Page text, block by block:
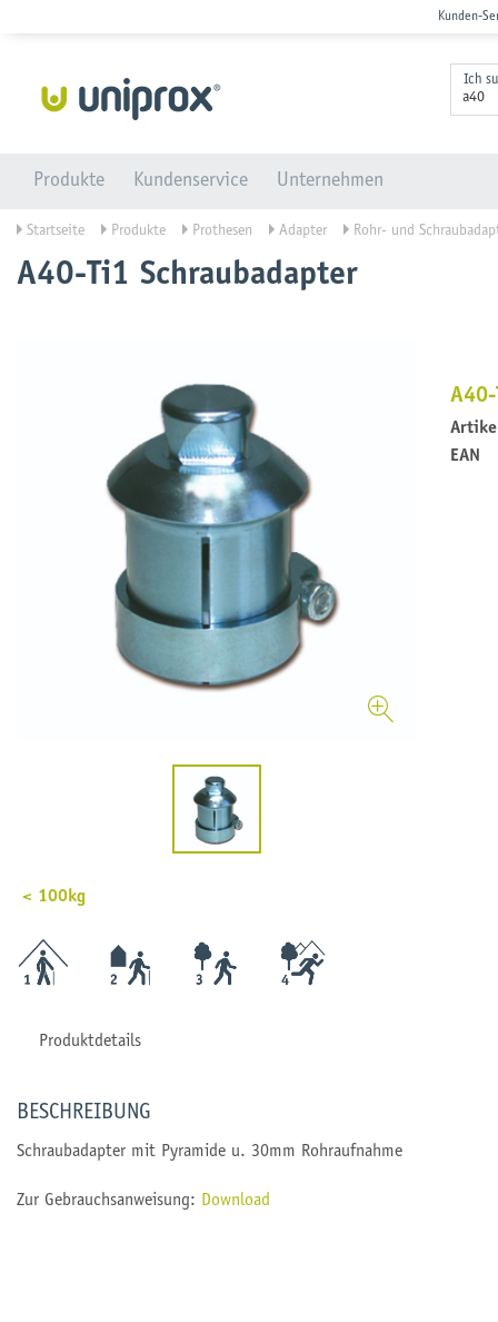
Kunden-
Ich
Produkte Kundenservice Unternehmen
Startseite Produkte Prothesen Adapter Rohr- und
A40-Ti1 Schraubadapter
< 100kg
EAN
Produktdetails
BESCHREIBUNG
Schraubadapter mit Pyramide u. 30mm Rohraufnahme
Zur Gebrauchsanweisung: Download